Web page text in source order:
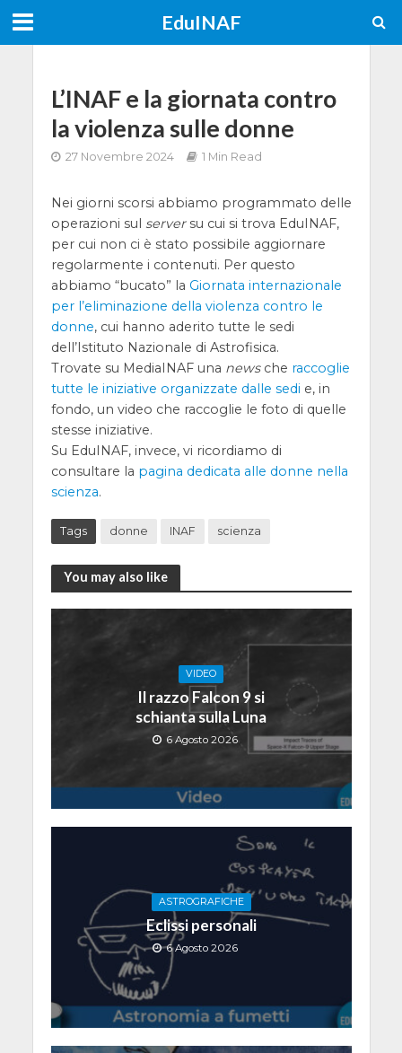
EduINAF
L’INAF e la giornata contro
la violenza sulle donne
27 Novembre 2024 1 Min Read
Nei giorni scorsi abbiamo programmato delle
operazioni sul serversu cui si trova EduINAF,
per cui non ci è stato possibile aggiornare
regolarmente i contenuti. Per questo
abbiamo “bucato” la Giornata internazionale
per l’eliminazione della violenza contro le
donne, cui hanno aderito tutte le sedi
dell’Istituto Nazionale di Astrofisica.
Trovate su MediaINAF una newsche raccoglie
tutte le iniziative organizzate dalle sedi e, in
fondo, un video che raccoglie le foto di quelle
stesse iniziative.
Su EduINAF, invece, vi ricordiamo di
consultare la pagina dedicata alle donne nella
scienza.
Tags donne INAF scienza
You may also like
VIDEO
Il razzo Falcon 9 si
schianta sulla Luna
6 Agosto 2026
ASTROGRAFICHE
Eclissi personali
6 Agosto 2026